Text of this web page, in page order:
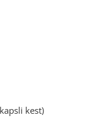
kest)